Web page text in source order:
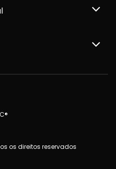
os direitos reservados